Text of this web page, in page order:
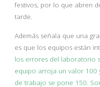
festivos, por lo que abren
tarde.
Además señala que una
es que los equipos están
los errores del laboratorio
equipo arroja un valor 100
de trabajo se pone 150.